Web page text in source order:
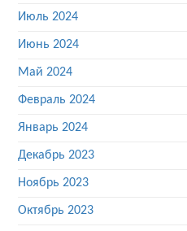
Июль 2024
Июнь 2024
Май 2024
Февраль 2024
Январь 2024
Декабрь 2023
Ноябрь 2023
Октябрь 2023